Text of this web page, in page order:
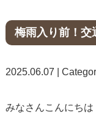
梅雨入り前！交
2025.06.07 |
みなさんこんにちは